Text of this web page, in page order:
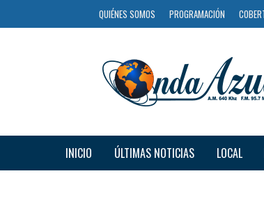
QUIÉNES SOMOS PROGRAMACIÓN
INICIO ÚLTIMAS NOTICIAS LOCAL